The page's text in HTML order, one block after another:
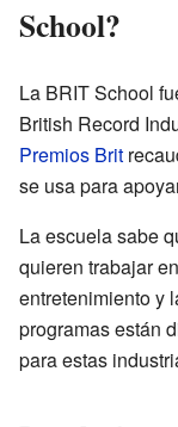
School?
La BRIT School
British Record
Premios Brit
se usa para
La escuela sabe
quieren trabajar
entretenimiento y
programas están
para estas